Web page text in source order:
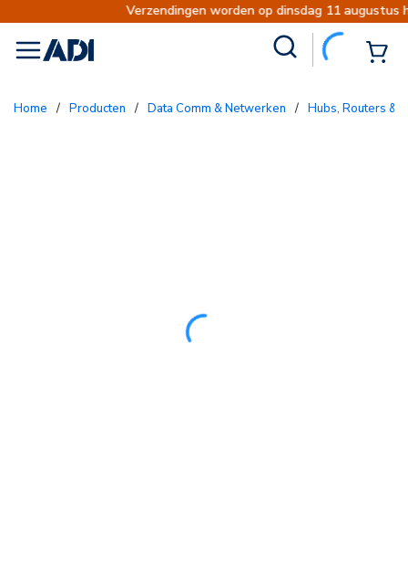
Verzendingen worden op dinsdag 11 augustus hervat.
menu
Home / Producten / Data Comm & Netwerken / Hubs, Routers &